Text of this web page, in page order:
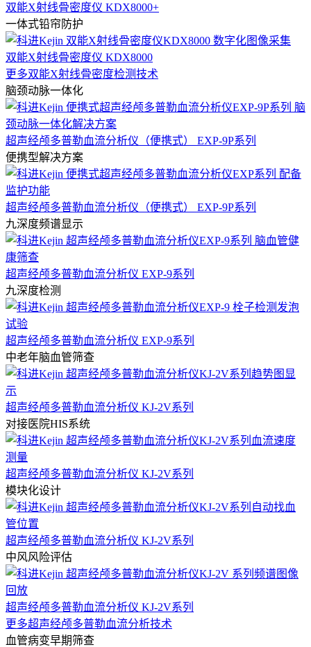
双能X射线骨密度仪 KDX8000+
一体式铅帘防护
双能X射线骨密度仪 KDX8000
更多双能X射线骨密度检测技术
脑颈动脉一体化
超声经颅多普勒血流分析仪（便携式） EXP-9P系列
便携型解决方案
超声经颅多普勒血流分析仪（便携式） EXP-9P系列
九深度频谱显示
超声经颅多普勒血流分析仪 EXP-9系列
九深度检测
超声经颅多普勒血流分析仪 EXP-9系列
中老年脑血管筛查
超声经颅多普勒血流分析仪 KJ-2V系列
对接医院HIS系统
超声经颅多普勒血流分析仪 KJ-2V系列
模块化设计
超声经颅多普勒血流分析仪 KJ-2V系列
中风风险评估
超声经颅多普勒血流分析仪 KJ-2V系列
更多超声经颅多普勒血流分析技术
血管病变早期筛查